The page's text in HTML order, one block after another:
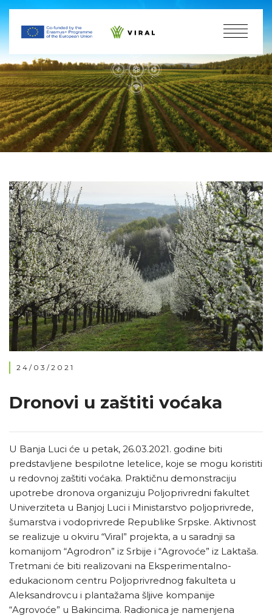
24/03/2021
Dronovi u zaštiti voćaka
U Banja Luci će u petak, 26.03.2021. godine biti
predstavljene bespilotne letelice, koje se mogu koristiti
u redovnoj zaštiti voćaka. Praktičnu demonstraciju
upotrebe dronova organizuju Poljoprivredni fakultet
Univerziteta u Banjoj Luci i Ministarstvo poljoprivrede,
šumarstva i vodoprivrede Republike Srpske. Aktivnost
se realizuje u okviru “Viral” projekta, a u saradnji sa
komanijom “Agrodron” iz Srbije i “Agrovoće” iz Laktaša.
Tretmani će biti realizovani na Eksperimentalno-
edukacionom centru Poljoprivrednog fakulteta u
Aleksandrovcu i plantažama šljive kompanije
“Agrovoće” u Bakincima. Radionica je namenjena